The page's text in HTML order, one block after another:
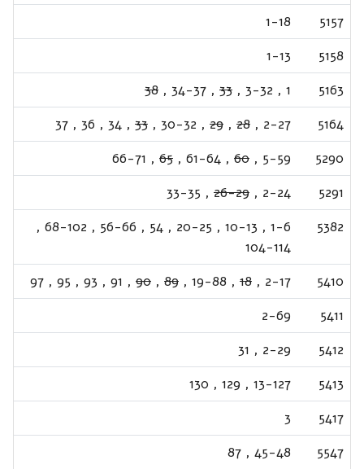
5157
1-18
5158
1-13
5163
1
,
3-32
,
33
,
34-37
,
38
5164
2-27
,
28
,
29
,
30-32
,
33
,
34
,
36
,
37
5290
5-59
,
60
,
61-64
,
65
,
66-71
5291
2-24
,
26-29
,
33-35
5382
1-6
,
10-13
,
20-25
,
54
,
56-66
,
68-102
,
104-114
5410
2-17
,
18
,
19-88
,
89
,
90
,
91
,
93
,
95
,
97
5411
2-69
5412
2-29
,
31
5413
13-127
,
129
,
130
5417
3
5547
45-48
,
87